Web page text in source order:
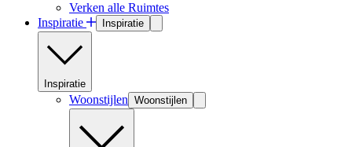
Verken alle Ruimtes
Inspiratie
Inspiratie
Inspiratie
Woonstijlen Woonstijlen